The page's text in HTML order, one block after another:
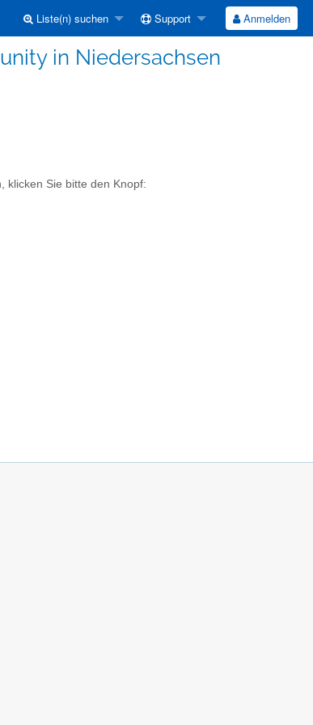
Liste(n) suchen Support Anmelden
in Niedersachsen
klicken Sie bitte den Knopf: